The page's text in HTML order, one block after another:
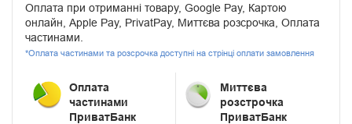
Оплата при отриманні товару, Google Pay, Картою
онлайн, Apple Pay, PrivatPay, Миттєва розсрочка, Оплата
частинами.
*Оплата частинами та розсрочка доступні на стрінці оплати замовлення
Оплата
частинами
ПриватБанк
Миттєва
розстрочка
ПриватБанк